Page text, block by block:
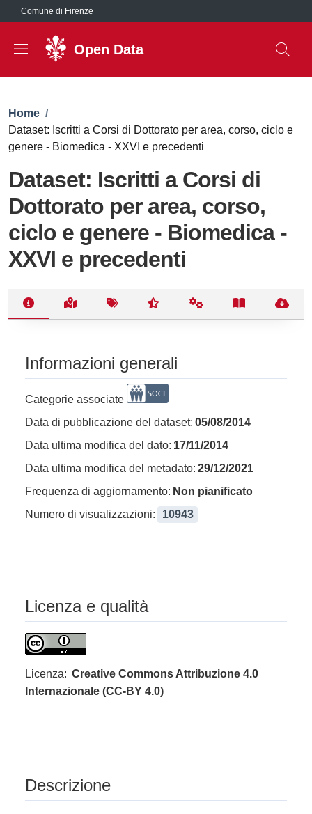
Salta al contenuto principale
Comune di Firenze
Open Data
Briciole di pane
Home /
Dataset: Iscritti a Corsi di Dottorato per area, corso, ciclo e
genere - Biomedica - XXVI e precedenti
Dataset: Iscritti a Corsi di
Dottorato per area, corso,
ciclo e genere - Biomedica -
XXVI e precedenti
Informazioni generali
Categorie associate
Data di pubblicazione del dataset: 05/08/2014
Data ultima modifica del dato: 17/11/2014
Data ultima modifica del metadato: 29/12/2021
Frequenza di aggiornamento: Non pianificato
Numero di visualizzazioni:
10943
Licenza e qualità
Licenza: Creative Commons Attribuzione 4.0
Internazionale (CC-BY 4.0)
Descrizione